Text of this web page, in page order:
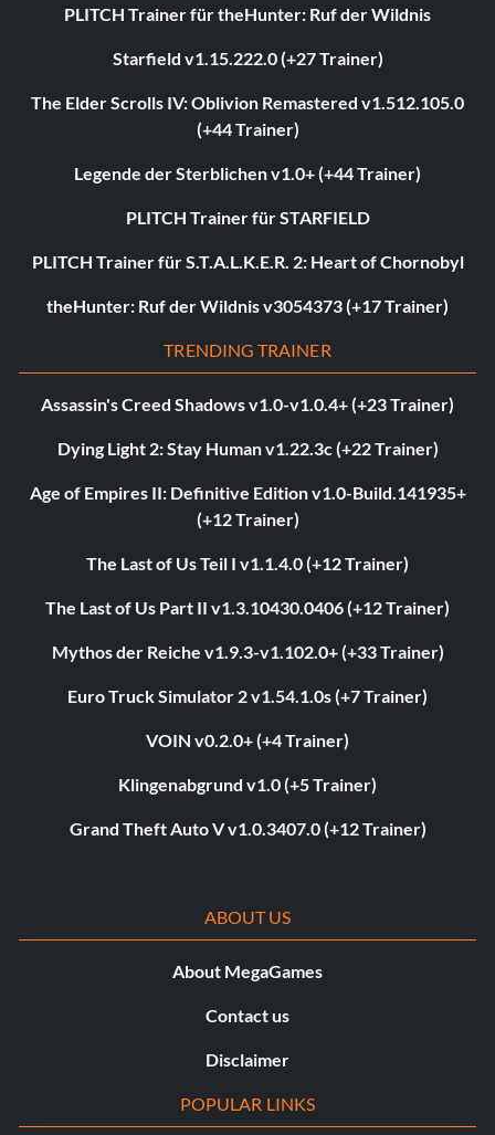
PLITCH Trainer für theHunter: Ruf der Wildnis
Starfield v1.15.222.0 (+27 Trainer)
The Elder Scrolls IV: Oblivion Remastered v1.512.105.0
(+44 Trainer)
Legende der Sterblichen v1.0+ (+44 Trainer)
PLITCH Trainer für STARFIELD
PLITCH Trainer für S.T.A.L.K.E.R. 2: Heart of Chornobyl
theHunter: Ruf der Wildnis v3054373 (+17 Trainer)
TRENDING TRAINER
Assassin's Creed Shadows v1.0-v1.0.4+ (+23 Trainer)
Dying Light 2: Stay Human v1.22.3c (+22 Trainer)
Age of Empires II: Definitive Edition v1.0-Build.141935+
(+12 Trainer)
The Last of Us Teil I v1.1.4.0 (+12 Trainer)
The Last of Us Part II v1.3.10430.0406 (+12 Trainer)
Mythos der Reiche v1.9.3-v1.102.0+ (+33 Trainer)
Euro Truck Simulator 2 v1.54.1.0s (+7 Trainer)
VOIN v0.2.0+ (+4 Trainer)
Klingenabgrund v1.0 (+5 Trainer)
Grand Theft Auto V v1.0.3407.0 (+12 Trainer)
ABOUT US
About MegaGames
Contact us
Disclaimer
POPULAR LINKS